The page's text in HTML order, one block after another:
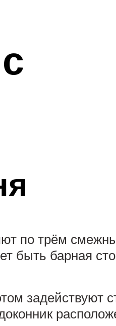
по трём
быть барная
задействуют